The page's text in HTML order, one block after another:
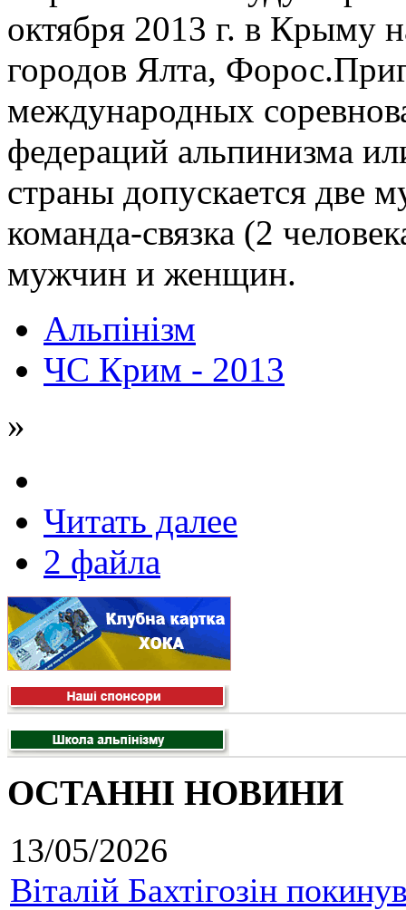
октября 2013 г. в Крыму
городов Ялта,
международных
федераций альпинизма
страны допускается две
команда-связка (2
мужчин и женщин.
Альпінізм
ЧС Крим - 2013
»
Читать далее
2 файла
ОСТАННІ НОВИНИ
13/05/2026
Віталій Бахтігозін